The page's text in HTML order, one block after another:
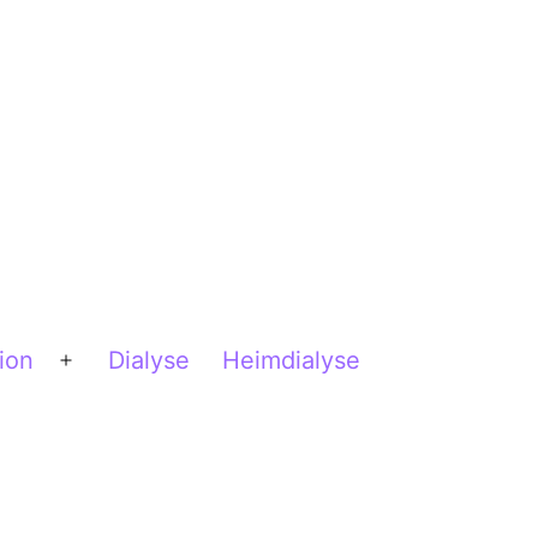
Menü
Dialyse Heimdialyse